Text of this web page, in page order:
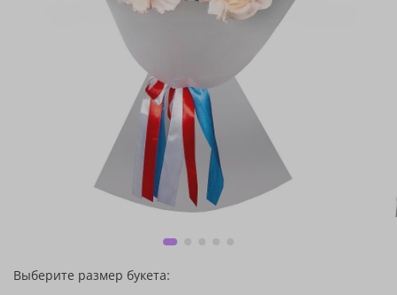
Выберите размер букета: